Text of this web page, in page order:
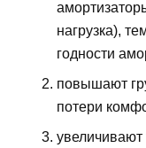
нагрузка),
годности
повышают
потери
увеличивают